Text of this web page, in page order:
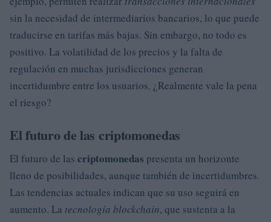
sin la necesidad de intermediarios bancarios, lo que puede
traducirse en tarifas más bajas. Sin embargo, no todo es
positivo. La volatilidad de los precios y la falta de
regulación en muchas jurisdicciones generan
incertidumbre entre los usuarios. ¿Realmente vale la pena
el riesgo?
El futuro de las criptomonedas
El futuro de las criptomonedas presenta un horizonte
lleno de posibilidades, aunque también de incertidumbres.
Las tendencias actuales indican que su uso seguirá en
aumento. La tecnología blockchain, que sustenta a la